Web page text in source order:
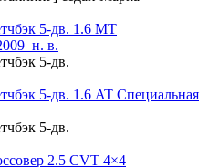
5-дв. 1.6 MT
в.
5-дв.
5-дв. 1.6 AT Специальная
5-дв.
2.5 CVT 4×4